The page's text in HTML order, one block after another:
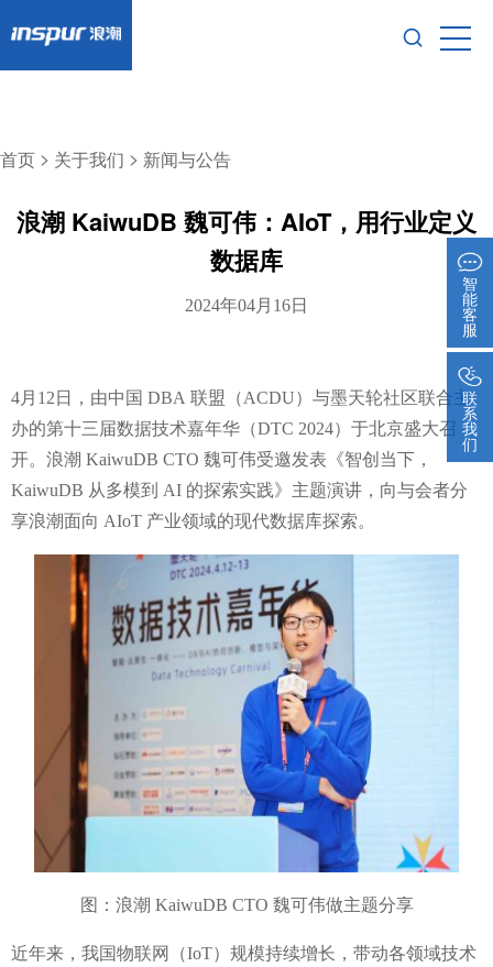
首页 > 关于我们 > 新闻与公告
浪潮 KaiwuDB 魏可伟：AIoT，用行业定义
数据库
2024年04月16日
4月 12 日，由中国 DBA 联盟（ACDU）与墨天轮社区联合主
办的第十三届数据技术嘉年华（DTC 2024）于北京盛大召
开。浪潮 KaiwuDB CTO 魏可伟受邀发表《智创当下，
KaiwuDB 从多模到 AI 的探索实践》主题演讲，向与会者分
享浪潮面向 AIoT 产业领域的现代数据库探索。
图：浪潮 KaiwuDB CTO 魏可伟做主题分享
近年来，我国物联网（IoT）规模持续增长，带动各领域技术
智
能
客
服
联
系
我
们